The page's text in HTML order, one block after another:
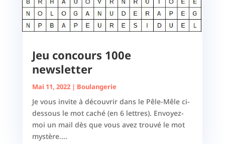
Jeu concours 100e
newsletter
Mai 11, 2022| Boulangerie
Je vous invite à découvrir dans le Pêle-Mêle ci-
dessous le mot caché (en 6 lettres). Envoyez-
moi un mail dès que vous avez trouvé le mot
mystère....